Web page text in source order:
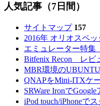
人気記事（7日間）
サイトマップ 157
2016年 オリオスペッ
エミュレーター特
Bitfenix Recon レビ
MBR環境の
QNAPをMini-ITXケ
SRWare Ironで
iPod touch/iPhoneで